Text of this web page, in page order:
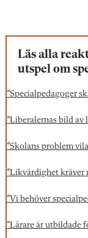
Läs alla
utspel om
”Specialpedagoger
”Liberalernas bild av
”Skolans problem
”Likvärdighet kräver
”Vi behöver
”Lärare är utbildade